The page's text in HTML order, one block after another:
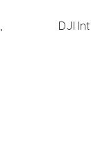
DJI